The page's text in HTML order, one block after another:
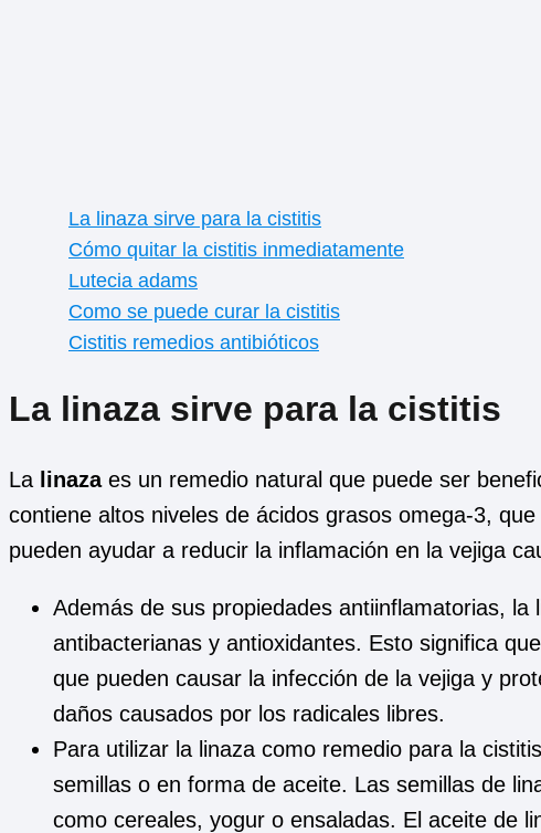
La linaza sirve para la cistitis
Cómo quitar la cistitis inmediatamente
Lutecia adams
Como se puede curar la cistitis
Cistitis remedios antibióticos
La linaza sirve para la cistitis
La linazaes un remedio natural que puede ser
contiene altos niveles de ácidos grasos omega-3,
pueden ayudar a reducir la inflamación en la vejiga
Además de sus propiedades antiinflamatorias, la
antibacterianas y antioxidantes. Esto significa
que pueden causar la infección de la vejiga y
daños causados por los radicales libres.
Para utilizar la linaza como remedio para la
semillas o en forma de aceite. Las semillas de
como cereales, yogur o ensaladas. El aceite de